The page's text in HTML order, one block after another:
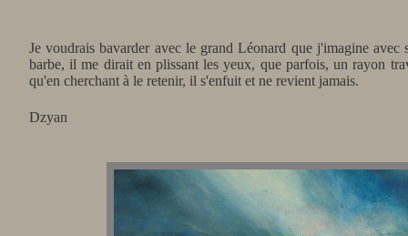
Je voudrais bavarder avec le grand Léonard que j'imagine avec
barbe, il me dirait en plissant les yeux, que parfois, un rayon
qu'en cherchant à le retenir, il s'enfuit et ne revient jamais.
Dzyan